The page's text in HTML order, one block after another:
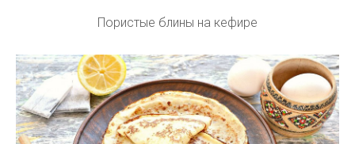
Пористые блины на кефире